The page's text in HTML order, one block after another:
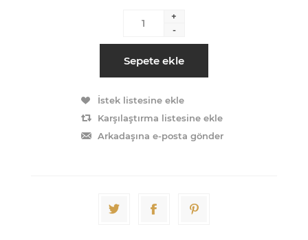
+
-
Sepete ekle
İstek listesine ekle
Karşılaştırma listesine ekle
Arkadaşına e-posta gönder